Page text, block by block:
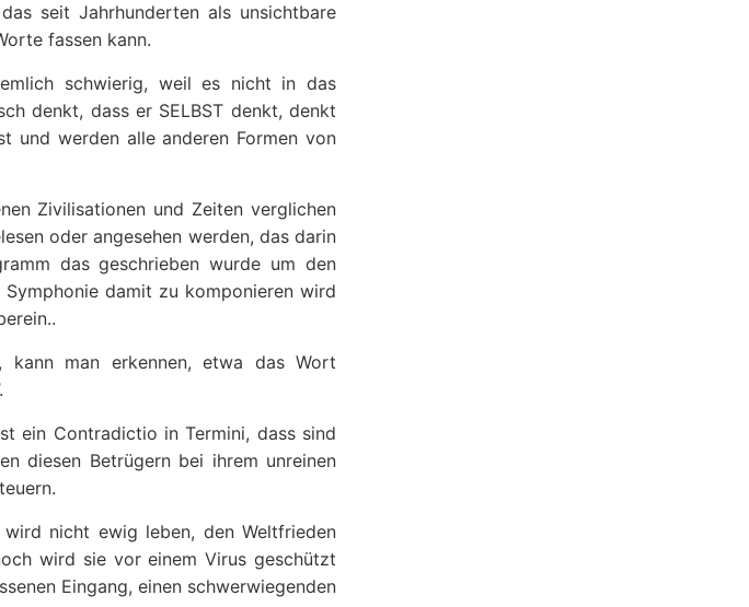
seit Jahrhunderten als unsichtbare
fassen kann.
schwierig, weil es nicht in das
denkt, dass er SELBST denkt, denkt
und werden alle anderen Formen von
Zivilisationen und Zeiten verglichen
oder angesehen werden, das darin
das geschrieben wurde um den
damit zu komponieren wird
kann man erkennen, etwa das Wort
ein Contradictio in Termini, dass sind
diesen Betrügern bei ihrem unreinen
nicht ewig leben, den Weltfrieden
wird sie vor einem Virus geschützt
Eingang, einen schwerwiegenden